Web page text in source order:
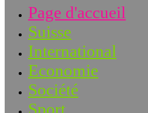
Page d'accueil
Suisse
International
Economie
Société
Sport